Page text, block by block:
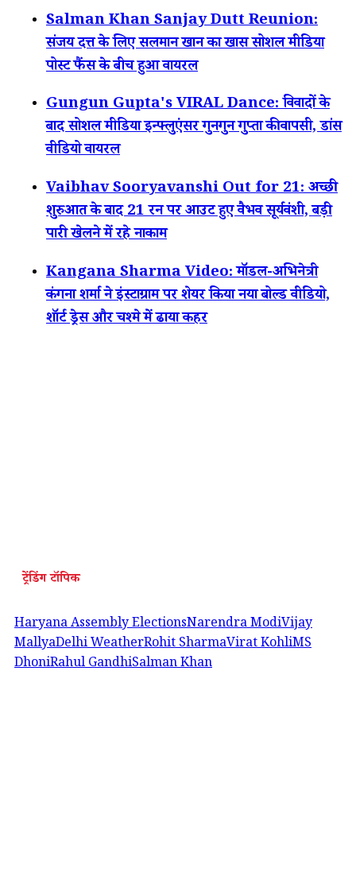
Salman Khan Sanjay Dutt Reunion:
संजय दत्त के लिए सलमान खान का खास सोशल मीडिया
पोस्ट फैंस के बीच हुआ वायरल
Gungun Gupta's VIRAL Dance: विवादों के
बाद सोशल मीडिया इन्फ्लुएंसर गुनगुन गुप्ता की वापसी, डांस
वीडियो वायरल
Vaibhav Sooryavanshi Out for 21: अच्छी
शुरुआत के बाद 21 रन पर आउट हुए वैभव सूर्यवंशी, बड़ी
पारी खेलने में रहे नाकाम
Kangana Sharma Video: मॉडल-अभिनेत्री
कंगना शर्मा ने इंस्टाग्राम पर शेयर किया नया बोल्ड वीडियो,
शॉर्ट ड्रेस और चश्मे में ढाया कहर
ट्रेंडिंग टॉपिक
Haryana Assembly ElectionsNarendra ModiVijay
MallyaDelhi WeatherRohit SharmaVirat KohliMS
DhoniRahul GandhiSalman Khan